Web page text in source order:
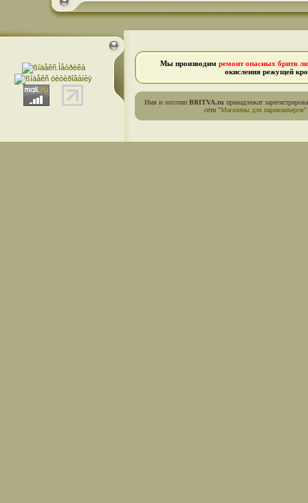
Мы производим ремонт опасных бритв
окисления режущей
Имя и логотип BRITVA.ru принадлежат
сети "Магазины для парикмахеров"